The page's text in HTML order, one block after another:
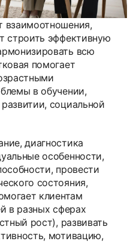
взаимоотношения,
строить эффективную
всю
помогает
в обучении,
социальной
диагностика
особенности,
провести
состояния,
клиентам
в разных сферах
рост), развивать
мотивацию,